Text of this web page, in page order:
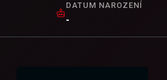
DATUM NAROZENÍ
-